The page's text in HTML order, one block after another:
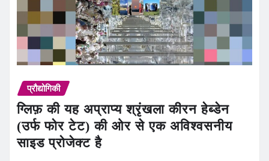
प्रौद्योगिकी
ग्लिफ़ की यह अप्राप्य श्रृंखला कीरन हेब्डेन
(उर्फ फोर टेट) की ओर से एक अविश्वसनीय
साइड प्रोजेक्ट है